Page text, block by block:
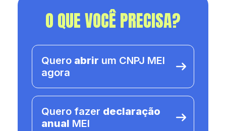
O QUE VOCÊ PRECISA?
Quero abrir um CNPJ MEI
agora
Quero fazer declaração
anual MEI